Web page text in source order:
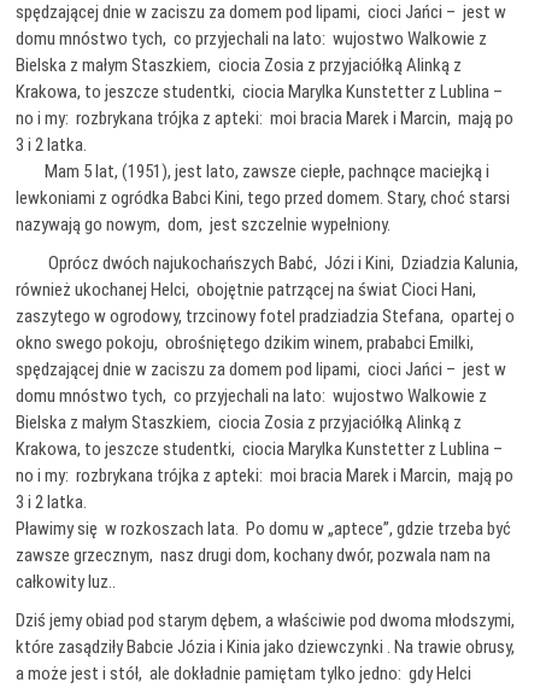
spędzającej dnie w zaciszu za domem pod lipami, cioci Jańci – jest w
domu mnóstwo tych, co przyjechali na lato: wujostwo Walkowie z
Bielska z małym Staszkiem, ciocia Zosia z przyjaciółką Alinką z
Krakowa, to jeszcze studentki, ciocia Marylka Kunstetter z Lublina –
no i my: rozbrykana trójka z apteki: moi bracia Marek i Marcin, mają po
3 i 2 latka.
Mam 5 lat, (1951), jest lato, zawsze ciepłe, pachnące maciejką i
lewkoniami z ogródka Babci Kini, tego przed domem. Stary, choć starsi
nazywają go nowym, dom, jest szczelnie wypełniony.
Oprócz dwóch najukochańszych Babć, Józi i Kini, Dziadzia Kalunia,
również ukochanej Helci, obojętnie patrzącej na świat Cioci Hani,
zaszytego w ogrodowy, trzcinowy fotel pradziadzia Stefana, opartej o
okno swego pokoju, obrośniętego dzikim winem, prababci Emilki,
spędzającej dnie w zaciszu za domem pod lipami, cioci Jańci – jest w
domu mnóstwo tych, co przyjechali na lato: wujostwo Walkowie z
Bielska z małym Staszkiem, ciocia Zosia z przyjaciółką Alinką z
Krakowa, to jeszcze studentki, ciocia Marylka Kunstetter z Lublina –
no i my: rozbrykana trójka z apteki: moi bracia Marek i Marcin, mają po
3 i 2 latka.
Pławimy się w rozkoszach lata. Po domu w „aptece”, gdzie trzeba być
zawsze grzecznym, nasz drugi dom, kochany dwór, pozwala nam na
całkowity luz..
Dziś jemy obiad pod starym dębem, a właściwie pod dwoma młodszymi,
które zasądziły Babcie Józia i Kinia jako dziewczynki . Na trawie obrusy,
a może jest i stół, ale dokładnie pamiętam tylko jedno: gdy Helci